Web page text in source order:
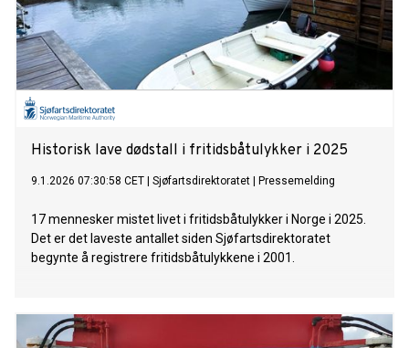
Historisk lave dødstall i fritidsbåtulykker i 2025
9.1.2026 07:30:58 CET Sjøfartsdirektoratet Pressemelding
17 mennesker mistet livet i fritidsbåtulykker i Norge i 2025.
Det er det laveste antallet siden Sjøfartsdirektoratet
begynte å registrere fritidsbåtulykkene i 2001.